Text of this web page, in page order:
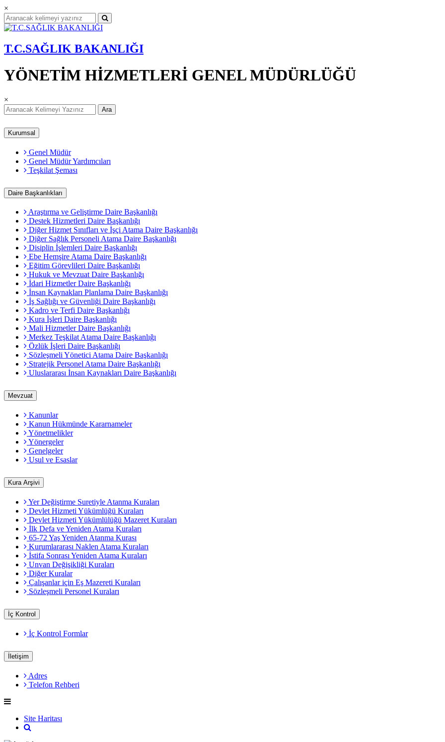
×
T.C.SAĞLIK BAKANLIĞI
YÖNETİM HİZMETLERİ GENEL MÜDÜRLÜĞÜ
×
Ara
Kurumsal
Genel Müdür
Genel Müdür Yardımcıları
Teşkilat Şeması
Daire Başkanlıkları
Araştırma ve Geliştirme Daire Başkanlığı
Destek Hizmetleri Daire Başkanlığı
Diğer Hizmet Sınıfları ve İşçi Atama Daire Başkanlığı
Diğer Sağlık Personeli Atama Daire Başkanlığı
Disiplin İşlemleri Daire Başkanlığı
Ebe Hemşire Atama Daire Başkanlığı
Eğitim Görevlileri Daire Başkanlığı
Hukuk ve Mevzuat Daire Başkanlığı
İdari Hizmetler Daire Başkanlığı
İnsan Kaynakları Planlama Daire Başkanlığı
İş Sağlığı ve Güvenliği Daire Başkanlığı
Kadro ve Terfi Daire Başkanlığı
Kura İşleri Daire Başkanlığı
Mali Hizmetler Daire Başkanlığı
Merkez Teşkilat Atama Daire Başkanlığı
Özlük İşleri Daire Başkanlığı
Sözleşmeli Yönetici Atama Daire Başkanlığı
Stratejik Personel Atama Daire Başkanlığı
Uluslararası İnsan Kaynakları Daire Başkanlığı
Mevzuat
Kanunlar
Kanun Hükmünde Kararnameler
Yönetmelikler
Yönergeler
Genelgeler
Usul ve Esaslar
Kura Arşivi
Yer Değiştirme Suretiyle Atanma Kuraları
Devlet Hizmeti Yükümlüğü Kuraları
Devlet Hizmeti Yükümlülüğü Mazeret Kuraları
İlk Defa ve Yeniden Atama Kuraları
65-72 Yaş Yeniden Atanma Kurası
Kurumlararası Naklen Atama Kuraları
İstifa Sonrası Yeniden Atama Kuraları
Unvan Değişikliği Kuraları
Diğer Kuralar
Çalışanlar için Eş Mazereti Kuraları
Sözleşmeli Personel Kuraları
İç Kontrol
İç Kontrol Formlar
İletişim
Adres
Telefon Rehberi
Site Haritası